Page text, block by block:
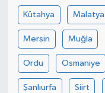
Kütahya Malatya
Mersin Muğla
Ordu Osmaniye
Şanlıurfa Siirt